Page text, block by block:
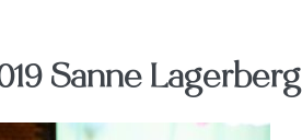
Sanne Lagerberg